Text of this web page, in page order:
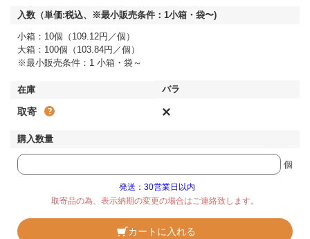
小箱：10個（109.12円／個）
大箱：100個（103.84円／個）
※最小販売条件：1 小箱・袋～
取寄 ×
個
発送：30営業日以内
取寄品の為、表示納期の変更の場合はご連絡致します。
カートに入れる